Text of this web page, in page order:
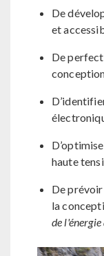
De
et
De
haute
De
la
de